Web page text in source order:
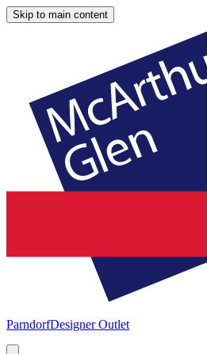
Skip to main content
ParndorfDesigner Outlet